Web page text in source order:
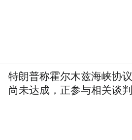
特朗普称霍尔木兹海峡协议
尚未达成，正参与相关谈判